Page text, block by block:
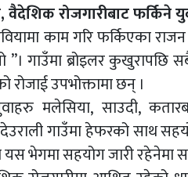
रोजगारीबाट फर्किने
काम गरि फर्किएका
”। गाउँमा ब्रोइलर
रोजाई उपभोक्तामा छन् ।
मलेसिया, साउदी,
गाउँमा हेफरको साथ
यस भेगमा सहयोग जारी रहेनेमा